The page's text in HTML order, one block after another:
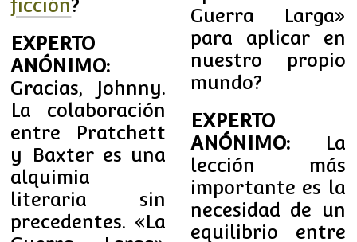
ficción?
EXPERTO
ANÓNIMO:
Gracias, Johnny.
La colaboración
entre Pratchett
y Baxter es una
alquimia
literaria sin
precedentes. «La
Guerra Larga»
para aplicar en
nuestro propio
mundo?
EXPERTO
ANÓNIMO:La
lección más
importante es la
necesidad de un
equilibrio entre